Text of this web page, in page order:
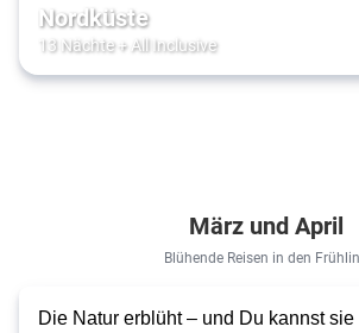
Nordküste
13 Nächte+ All Inclusive
März und April
Blühende Reisen in den
Die Natur erblüht – und Du kannst